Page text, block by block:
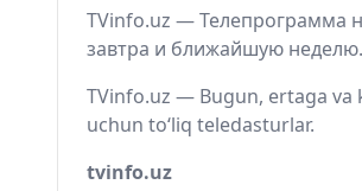
TVinfo.uz — Телепрограмма
завтра и ближайшую неделю.
TVinfo.uz — Bugun, ertaga va
uchun to‘liq teledasturlar.
tvinfo.uz